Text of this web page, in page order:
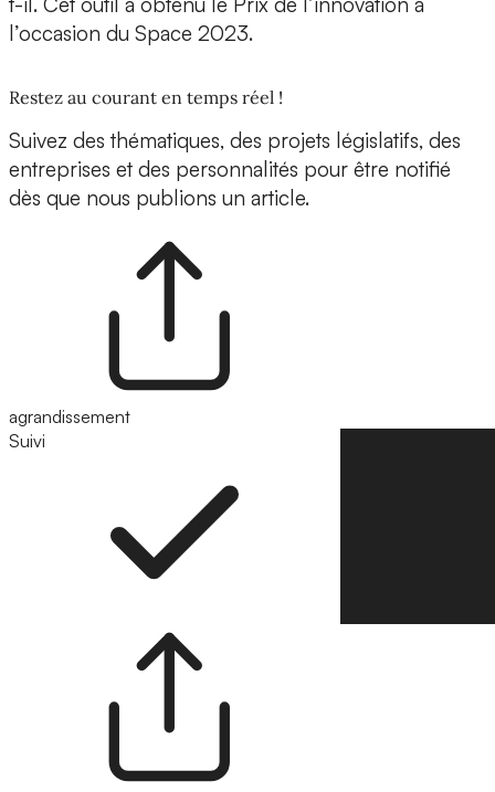
l’occasion du Space 2023.
Restez au courant en temps réel !
Suivez des thématiques, des projets législatifs, des
entreprises et des personnalités pour être notifié
dès que nous publions un article.
agrandissement
Suivi